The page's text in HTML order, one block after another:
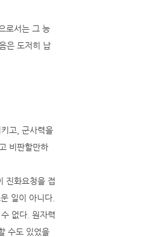
로서는 그 능
은 도저히 납
고, 군사력을
비판할만하
진화요청을 접
일이 아니다.
없다. 원자력
수도 있었을